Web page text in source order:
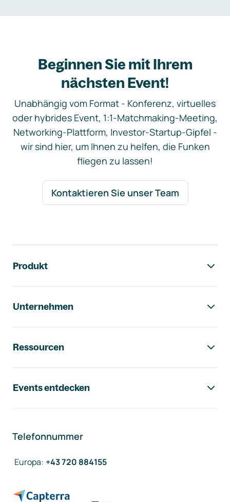
Beginnen Sie mit Ihrem
nächsten Event!
Unabhängig vom Format - Konferenz, virtuelles
oder hybrides Event, 1:1-Matchmaking-Meeting,
Networking-Plattform, Investor-Startup-Gipfel -
wir sind hier, um Ihnen zu helfen, die Funken
fliegen zu lassen!
Kontaktieren Sie unser Team
Produkt
Unternehmen
Ressourcen
Events entdecken
Telefonnummer
Europa: +43 720 884155